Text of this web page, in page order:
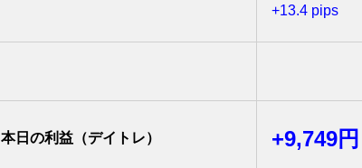
+13.4 pips
本日の利益（デイトレ） +9,749円